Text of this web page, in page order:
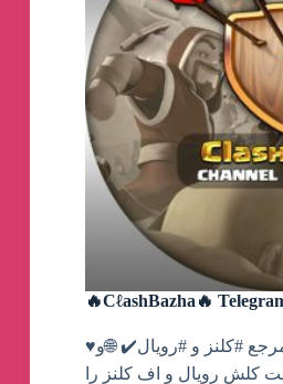
🔥CℓashBazha🔥
♥️بروزترین مرجع #کلنز و #رویال✔️ 🌐و
کلش رویال و اف کلنز را